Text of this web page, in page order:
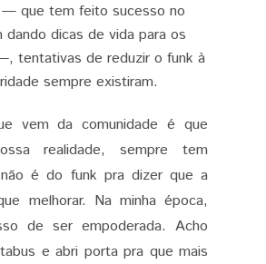
— que tem feito sucesso no
dando dicas de vida para os
tentativas de reduzir o funk à
sempre existiram.
vem da comunidade é que
realidade, sempre tem
é do funk pra dizer que a
melhorar. Na minha época,
de ser empoderada. Acho
e abri porta pra que mais